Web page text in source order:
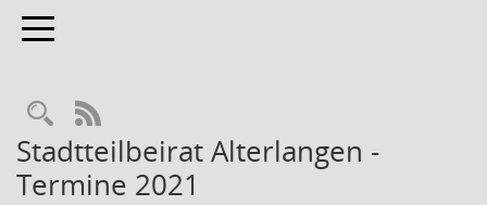
Toggle navigation
Rechercheauswahl
RSS-Feed
Stadtteilbeirat Alterlangen -
Termine 2021